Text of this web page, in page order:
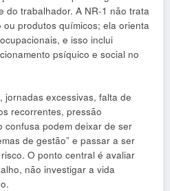
do trabalhador. A NR-1 não trata
produtos químicos; ela orienta
e isso inclui
psíquico e social no
jornadas excessivas, falta de
recorrentes, pressão
confusa podem deixar de ser
de gestão” e passar a ser
O ponto central é avaliar
não investigar a vida